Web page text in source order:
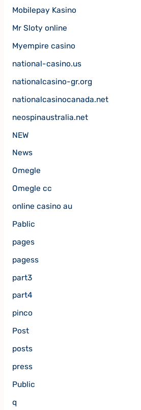
Mobilepay Kasino
Mr Sloty online
Myempire casino
national-casino.us
nationalcasino-gr.org
nationalcasinocanada.net
neospinaustralia.net
NEW
News
Omegle
Omegle cc
online casino au
Pablic
pages
pagess
part3
part4
pinco
Post
posts
press
Public
q